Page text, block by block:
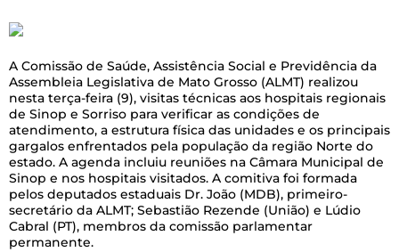
A Comissão de Saúde, Assistência Social e Previdência da
Assembleia Legislativa de Mato Grosso (ALMT) realizou
nesta terça-feira (9), visitas técnicas aos hospitais regionais
de Sinop e Sorriso para verificar as condições de
atendimento, a estrutura física das unidades e os principais
gargalos enfrentados pela população da região Norte do
estado. A agenda incluiu reuniões na Câmara Municipal de
Sinop e nos hospitais visitados. A comitiva foi formada
pelos deputados estaduais Dr. João (MDB), primeiro-
secretário da ALMT; Sebastião Rezende (União) e Lúdio
Cabral (PT), membros da comissão parlamentar
permanente.